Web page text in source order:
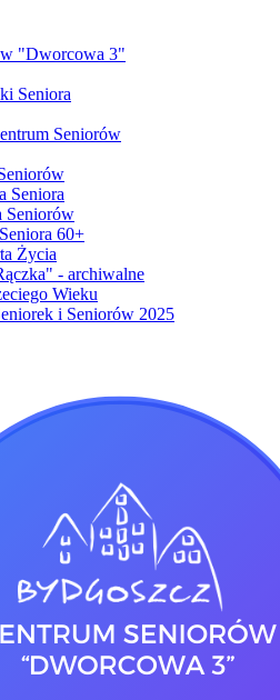
"Dworcowa 3"
Seniora
Seniorów
Seniora
Seniorów
60+
Życia
- archiwalne
Wieku
i Seniorów 2025